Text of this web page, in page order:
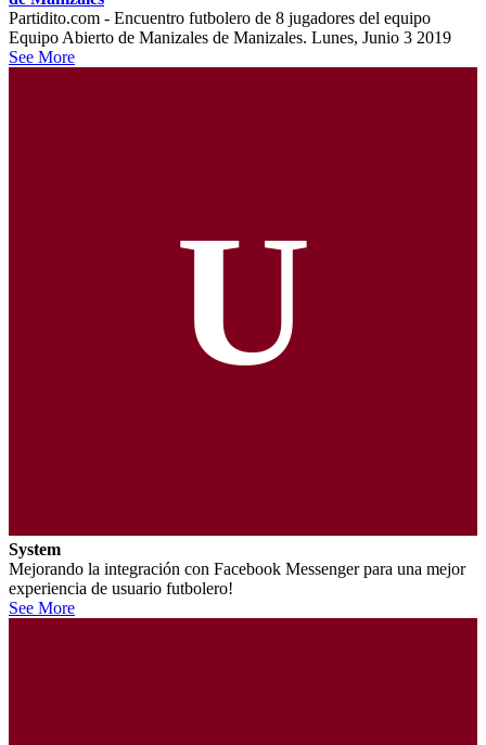
Partidito.com - Encuentro futbolero de 8 jugadores del equipo
Equipo Abierto de Manizales de Manizales. Lunes, Junio 3 2019
See More
U
System
Mejorando la integración con Facebook Messenger para una mejor
experiencia de usuario futbolero!
See More